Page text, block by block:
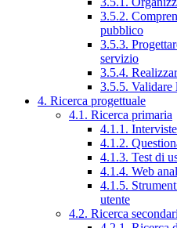
3.5.2.
pubblico
3.5.3.
servizio
3.5.4.
3.5.5. Validare
4. Ricerca progettuale
4.1. Ricerca primaria
4.1.1. Interviste
4.1.2.
4.1.3. Test di
4.1.4. Web
4.1.5.
utente
4.2. Ricerca